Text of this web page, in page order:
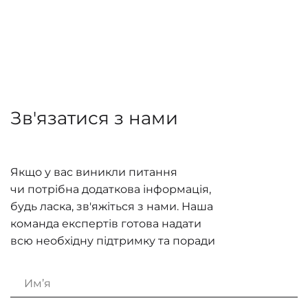
Зв'язатися з нами
Якщо у вас виникли питання
чи потрібна додаткова інформація,
будь ласка, зв'яжіться з нами. Наша
команда експертів готова надати
всю необхідну підтримку та поради